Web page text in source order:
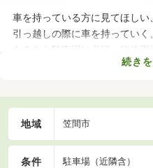
車を持っている方に見てほしい
引っ越しの際に車を持ってい
あるなら駐車場は必須。物件
すが、月々の費用が割高にな
気になるお部屋を探してみまし
続き
地域 笠間市
条件 駐車場（近隣含）